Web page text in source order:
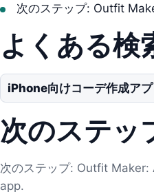
次のステップ: Outfit
よくある検
iPhone向けコーデ作成アプ
次のステッ
次のステップ: Outfit
app.